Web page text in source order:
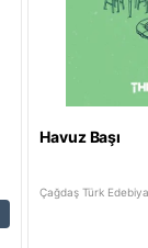
Havuz Başı
Çağdaş Türk